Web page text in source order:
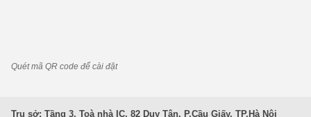
Quét mã QR code để cài đặt
Trụ sở: Tầng 3, Toà nhà IC, 82 Duy Tân, P.Cầu Giấy, TP.Hà Nội